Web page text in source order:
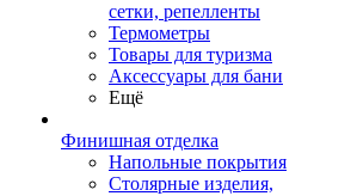
сетки, репелленты
Термометры
Товары для туризма
Аксессуары для бани
Ещё
Финишная отделка
Напольные покрытия
Столярные изделия,